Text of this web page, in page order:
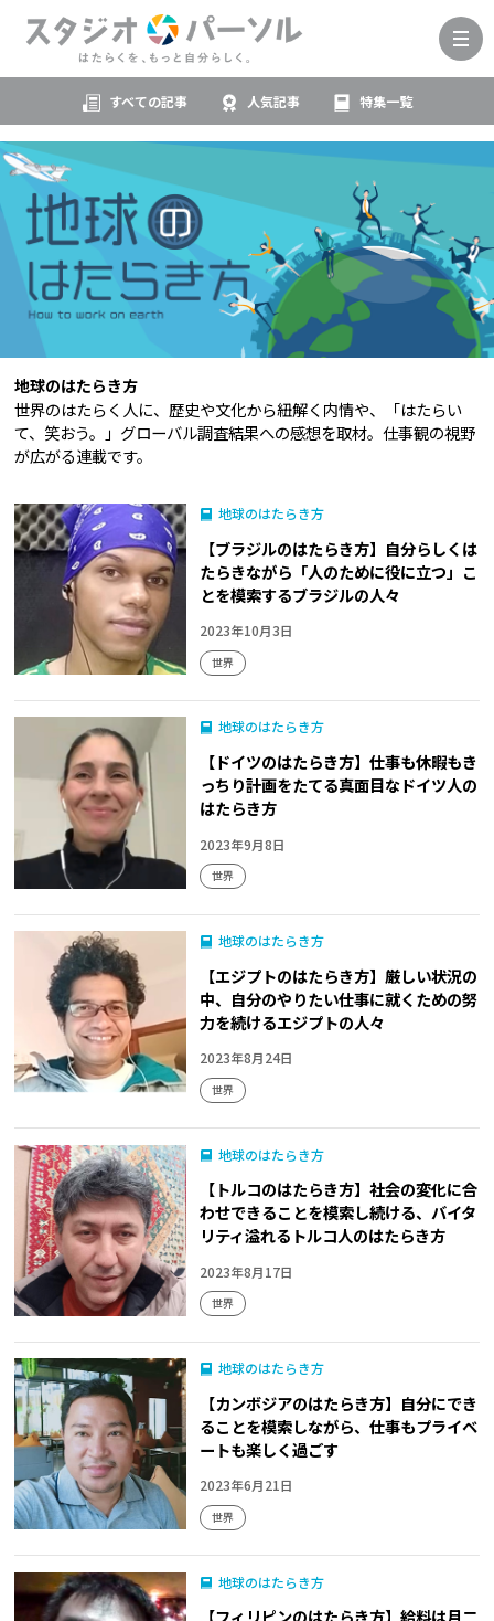
すべての記事 人気記事 特集一覧
地球のはたらき方
世界のはたらく人に、歴史や文化から紐解く内情や、「はたらい
て、笑おう。」グローバル調査結果への感想を取材。仕事観の視野
が広がる連載です。
地球のはたらき方
【ブラジルのはたらき方】自分らしくは
たらきながら「人のために役に立つ」こ
とを模索するブラジルの人々
2023年10月3日
世界
地球のはたらき方
【ドイツのはたらき方】仕事も休暇もき
っちり計画をたてる真面目なドイツ人の
はたらき方
2023年9月8日
世界
地球のはたらき方
【エジプトのはたらき方】厳しい状況の
中、自分のやりたい仕事に就くための努
力を続けるエジプトの人々
2023年8月24日
世界
地球のはたらき方
【トルコのはたらき方】社会の変化に合
わせできることを模索し続ける、バイタ
リティ溢れるトルコ人のはたらき方
2023年8月17日
世界
地球のはたらき方
【カンボジアのはたらき方】自分にでき
ることを模索しながら、仕事もプライベ
ートも楽しく過ごす
2023年6月21日
世界
地球のはたらき方
【フィリピンのはたらき方】給料は月二